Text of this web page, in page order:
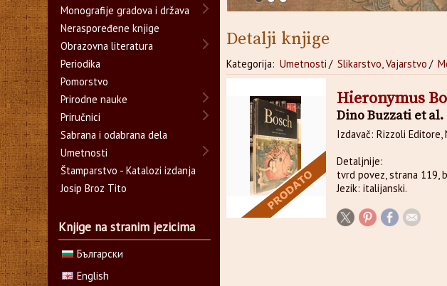
Detalji knjige
Kategorija: Umetnosti / Slikarstvo, Vajarstvo /
Hieronymus
Dino Buzzati et al.
Izdavač: Rizzoli
Detaljnije:
tvrd povez, strana 119,
Jezik: italijanski.
Monografije gradova i država
Neraspoređene knjige
Obrazovna literatura
Periodika
Pomorstvo
Prirodne nauke
Priručnici
Sabrana i odabrana dela
Umetnosti
Štamparstvo - Katalozi izdanja
Josip Broz Tito
Knjige na stranim jezicima
Български
English